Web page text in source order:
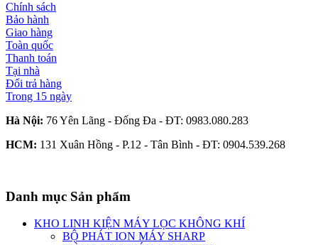
Chính sách
Bảo hành
Giao hàng
Toàn quốc
Thanh toán
Tại nhà
Đổi trả hàng
Trong 15 ngày
Hà Nội: 76 Yên Lãng - Đống Đa - ĐT: 0983.080.283
HCM: 131 Xuân Hồng - P.12 - Tân Bình - ĐT: 0904.539.268
Danh mục Sản phẩm
KHO LINH KIỆN MÁY LỌC KHÔNG KHÍ
BỘ PHÁT ION MÁY SHARP